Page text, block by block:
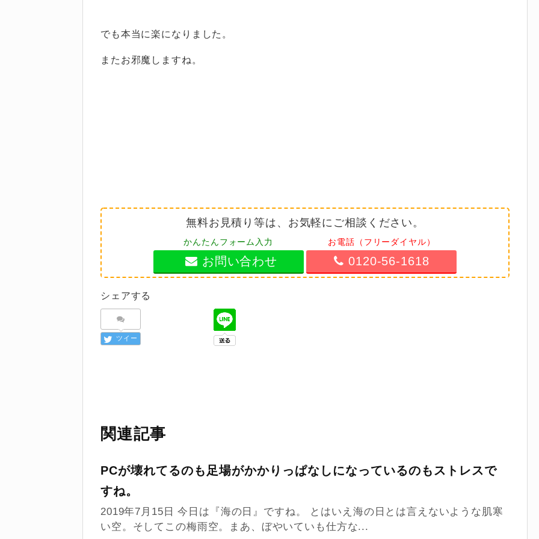
でも本当に楽になりました。
またお邪魔しますね。
無料お見積り等は、お気軽にご相談ください。
かんたんフォーム入力
お問い合わせ
お電話（フリーダイヤル）
0120-56-1618
シェアする
ツイー
関連記事
PCが壊れてるのも足場がかかりっぱなしになっているのもストレスで
すね。
2019年7月15日 今日は『海の日』ですね。 とはいえ海の日とは言えないような肌寒
い空。そしてこの梅雨空。まあ、ぼやいていも仕方な...